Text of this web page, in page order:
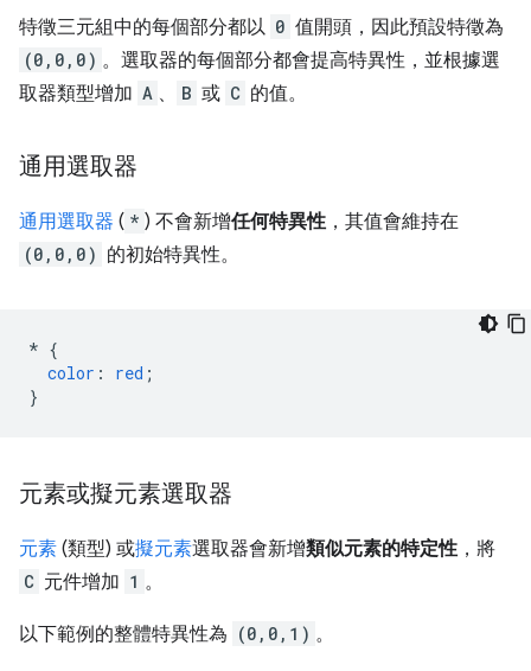
特徵三元組中的每個部分都以 0 值開頭，因此預設特徵為
(0,0,0) 。選取器的每個部分都會提高特異性，並根據選
取器類型增加 A 、 B 或 C 的值。
通用選取器
通用選取器 ( * ) 不會新增任何特異性，其值會維持在
(0,0,0) 的初始特異性。
* {
color : red ;
}
元素或擬元素選取器
元素 (類型) 或擬元素選取器會新增類似元素的特定性，將
C 元件增加 1 。
以下範例的整體特異性為 (0,0,1) 。